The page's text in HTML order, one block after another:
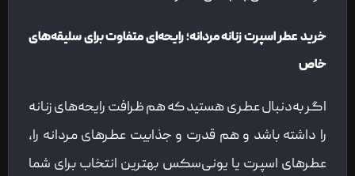
خرید عطر اسپرت زنانه مردانه؛ رایحه‌ای متفاوت برای سلیقه‌های
خاص
اگر به‌دنبال عطری هستید که هم ظرافت رایحه‌های زنانه
را داشته باشد و هم قدرت و جذابیت عطرهای مردانه را،
عطرهای اسپرت یا یونی‌سکس بهترین انتخاب برای شما